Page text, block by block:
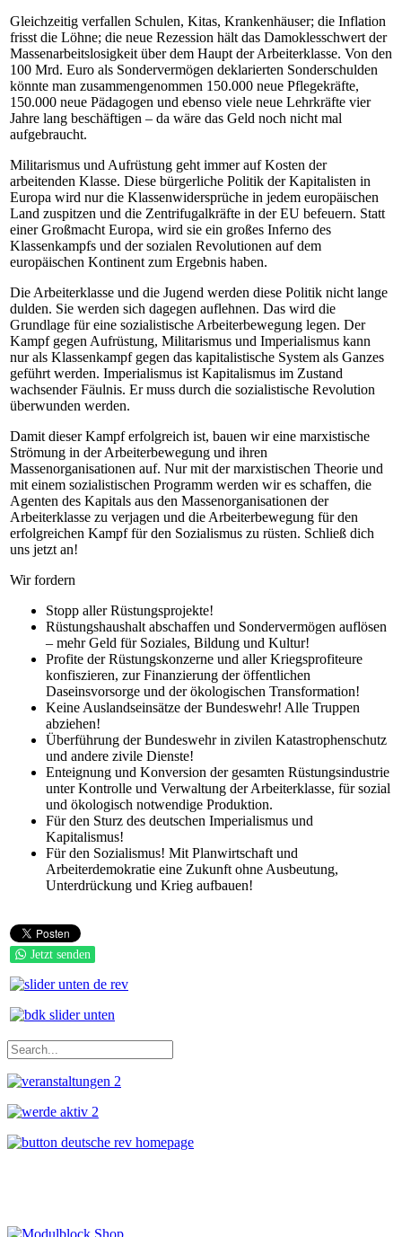
Gleichzeitig verfallen Schulen, Kitas, Krankenhäuser; die Inflation
frisst die Löhne; die neue Rezession hält das Damoklesschwert der
Massenarbeitslosigkeit über dem Haupt der Arbeiterklasse. Von den
100 Mrd. Euro als Sondervermögen deklarierten Sonderschulden
könnte man zusammengenommen 150.000 neue Pflegekräfte,
150.000 neue Pädagogen und ebenso viele neue Lehrkräfte vier
Jahre lang beschäftigen – da wäre das Geld noch nicht mal
aufgebraucht.
Militarismus und Aufrüstung geht immer auf Kosten der
arbeitenden Klasse. Diese bürgerliche Politik der Kapitalisten in
Europa wird nur die Klassenwidersprüche in jedem europäischen
Land zuspitzen und die Zentrifugalkräfte in der EU befeuern. Statt
einer Großmacht Europa, wird sie ein großes Inferno des
Klassenkampfs und der sozialen Revolutionen auf dem
europäischen Kontinent zum Ergebnis haben.
Die Arbeiterklasse und die Jugend werden diese Politik nicht lange
dulden. Sie werden sich dagegen auflehnen. Das wird die
Grundlage für eine sozialistische Arbeiterbewegung legen. Der
Kampf gegen Aufrüstung, Militarismus und Imperialismus kann
nur als Klassenkampf gegen das kapitalistische System als Ganzes
geführt werden. Imperialismus ist Kapitalismus im Zustand
wachsender Fäulnis. Er muss durch die sozialistische Revolution
überwunden werden.
Damit dieser Kampf erfolgreich ist, bauen wir eine marxistische
Strömung in der Arbeiterbewegung und ihren
Massenorganisationen auf. Nur mit der marxistischen Theorie und
mit einem sozialistischen Programm werden wir es schaffen, die
Agenten des Kapitals aus den Massenorganisationen der
Arbeiterklasse zu verjagen und die Arbeiterbewegung für den
erfolgreichen Kampf für den Sozialismus zu rüsten. Schließ dich
uns jetzt an!
Wir fordern
Stopp aller Rüstungsprojekte!
Rüstungshaushalt abschaffen und Sondervermögen auflösen
– mehr Geld für Soziales, Bildung und Kultur!
Profite der Rüstungskonzerne und aller Kriegsprofiteure
konfiszieren, zur Finanzierung der öffentlichen
Daseinsvorsorge und der ökologischen Transformation!
Keine Auslandseinsätze der Bundeswehr! Alle Truppen
abziehen!
Überführung der Bundeswehr in zivilen Katastrophenschutz
und andere zivile Dienste!
Enteignung und Konversion der gesamten Rüstungsindustrie
unter Kontrolle und Verwaltung der Arbeiterklasse, für sozial
und ökologisch notwendige Produktion.
Für den Sturz des deutschen Imperialismus und
Kapitalismus!
Für den Sozialismus! Mit Planwirtschaft und
Arbeiterdemokratie eine Zukunft ohne Ausbeutung,
Unterdrückung und Krieg aufbauen!
Jetzt senden